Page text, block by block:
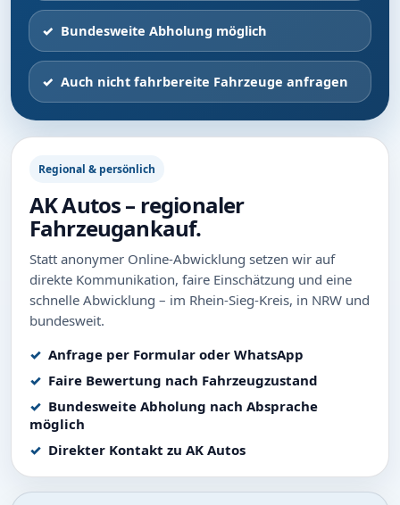
Bundesweite Abholung möglich
Auch nicht fahrbereite Fahrzeuge anfragen
Regional & persönlich
AK Autos – regionaler
Fahrzeugankauf.
Statt anonymer Online-Abwicklung setzen wir auf
direkte Kommunikation, faire Einschätzung und eine
schnelle Abwicklung – im Rhein-Sieg-Kreis, in NRW und
bundesweit.
Anfrage per Formular oder WhatsApp
Faire Bewertung nach Fahrzeugzustand
Bundesweite Abholung nach Absprache
möglich
Direkter Kontakt zu AK Autos